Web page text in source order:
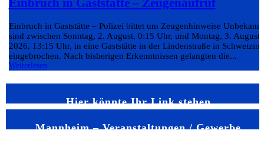
Einbruch in Gaststätte – Zeugenaufruf
Einbruch in Gaststätte – Polizei bittet um Zeugenhinweise
sind zwischen Sonntag, 2. August, 0:15 Uhr, und Montag, 3. August
2026, 13:15 Uhr, in eine Gaststätte in der Lindenstraße in
eingebrochen. Nach bisherigen Erkenntnissen gelangten die...
Weiterlesen
Hier könnte Ihr Link stehen
Mannheim – Veranstaltungen / Gewerbe